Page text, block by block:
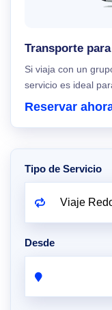
Transporte
Si viaja con un
servicio es ideal
Reservar
Tipo de Servicio
Desde